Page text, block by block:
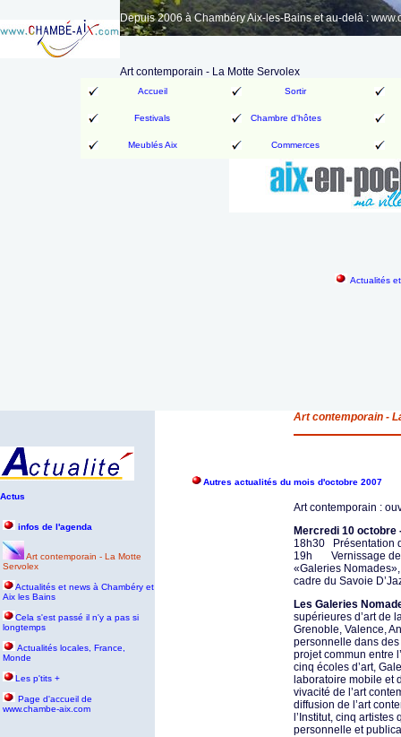
Depuis 2006 à Chambéry Aix-les-Bains et au-delà :
Art contemporain - La Motte Servolex
Accueil Sortir
Festivals Chambre d'hôtes
Meublés Aix Commerces
Actualités
Art contemporain -
Actus
Autres actualités du mois d'octobre 2007
infos de l'agenda
Art contemporain - La Motte
Servolex
Actualités et news à Chambéry et
Aix les Bains
Cela s'est passé il n'y a pas si
longtemps
Actualités locales, France,
Monde
Les p'tits +
Page d'accueil de
www.chambe-aix.com
Art contemporain :
Mercredi 10 octobre
18h30 Présentation
19h Vernissage des
«Galeries
cadre du Savoie
Les Galeries
supérieures d’art de
Grenoble, Valence,
personnelle dans des
projet commun entre
cinq écoles d’art,
laboratoire mobile et
vivacité de l’art
diffusion de l’art
l’Institut, cinq
personnelle et